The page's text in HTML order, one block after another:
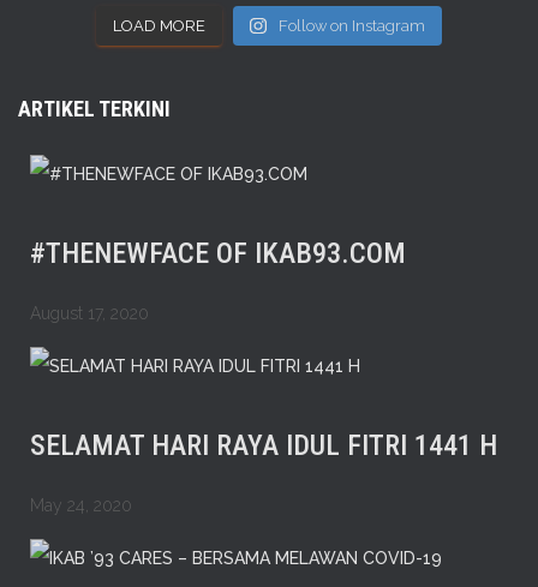
LOAD MORE Follow on Instagram
ARTIKEL TERKINI
#THENEWFACE OF IKAB93.COM
August 17, 2020
SELAMAT HARI RAYA IDUL FITRI 1441 H
May 24, 2020